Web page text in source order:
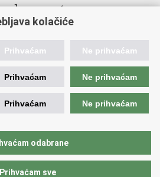
sustava
i organiziranog kriminaliteta
kolačiće
Prihvaćam Ne prihvaćam
Prihvaćam Ne prihvaćam
Prihvaćam Ne prihvaćam
odabrane
Prihvaćam sve